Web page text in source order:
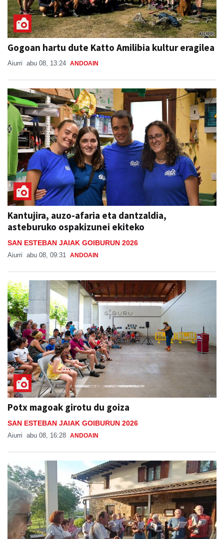
Gogoan hartu dute Katto Amilibia kultur eragilea
Aiurri abu 08, 13:24 ANDOAIN
Kantujira, auzo-afaria eta dantzaldia,
asteburuko ospakizunei ekiteko
SAN ESTEBAN JAIAK GOIBURUN 2026
Aiurri abu 08, 09:31 ANDOAIN
Potx magoak girotu du goiza
SAN ESTEBAN JAIAK GOIBURUN 2026
Aiurri abu 08, 16:28 ANDOAIN